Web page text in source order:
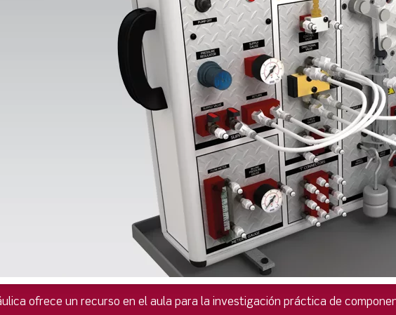
ofrece un recurso en el aula para la investigación práctica de